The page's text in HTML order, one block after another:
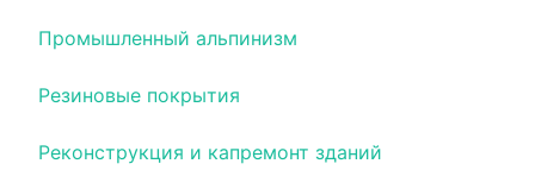
Промышленный альпинизм
Резиновые покрытия
Реконструкция и капремонт зданий